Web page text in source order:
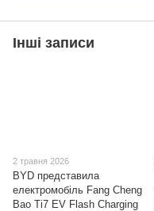
Інші записи
2 травня 2026
BYD представила
електромобіль Fang Cheng
Bao Ti7 EV Flash Charging